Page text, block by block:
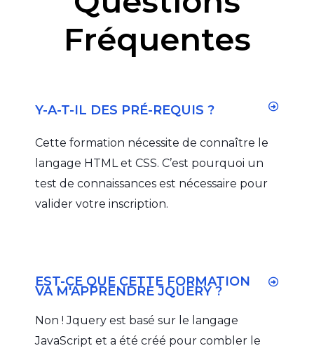
Fréquentes
Y-A-T-IL DES PRÉ-REQUIS ?
Cette formation nécessite de connaître le
langage HTML et CSS. C’est pourquoi un
test de connaissances est nécessaire pour
valider votre inscription.
EST-CE QUE CETTE FORMATION
VA M'APPRENDRE JQUERY ?
Non ! Jquery est basé sur le langage
JavaScript et a été créé pour combler le